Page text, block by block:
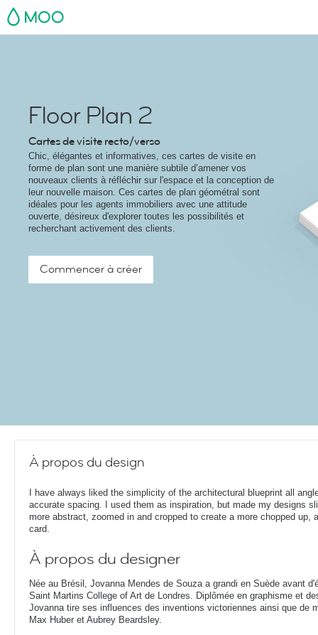
MOO
Floor Plan 2
Cartes de visite recto/verso
Chic, élégantes et informatives, ces cartes de visite en
forme de plan sont une manière subtile d’amener vos
nouveaux clients à réfléchir sur l'espace et la conception de
leur nouvelle maison. Ces cartes de plan géométral sont
idéales pour les agents immobiliers avec une attitude
ouverte, désireux d'explorer toutes les possibilités et
recherchant activement des clients.
Commencer à créer
À propos du design
I have always liked the simplicity of the architectural blueprint all
accurate spacing. I used them as inspiration, but made my designs
more abstract, zoomed in and cropped to create a more chopped up,
card.
À propos du designer
Née au Brésil, Jovanna Mendes de Souza a grandi en Suède avant
Saint Martins College of Art de Londres. Diplômée en graphisme et
Jovanna tire ses influences des inventions victoriennes ainsi que de
Max Huber et Aubrey Beardsley.